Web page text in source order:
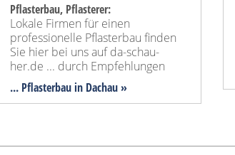
Pflasterbau, Pflasterer:
Lokale Firmen für einen
professionelle Pflasterbau finden
Sie hier bei uns auf da-schau-
her.de ... durch Empfehlungen
... Pflasterbau in Dachau »